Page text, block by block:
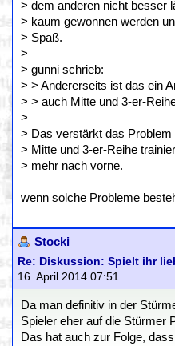
> dem anderen nicht besser
> kaum gewonnen werden
> Spaß.
>
> gunni schrieb:
> > Andererseits ist das ein
> > auch Mitte und 3-er-
>
> Das verstärkt das Problem
> Mitte und 3-er-Reihe
> mehr nach vorne.
wenn solche Probleme
Stocki
Re: Diskussion: Spielt ihr
16. April 2014 07:51
Da man definitiv in der
Spieler eher auf die Stürmer
Das hat auch zur Folge,